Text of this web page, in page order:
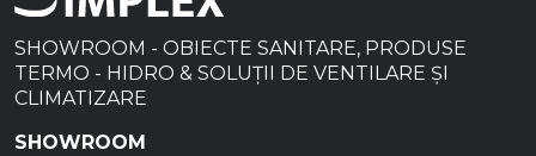
SHOWROOM - OBIECTE SANITARE, PRODUSE
TERMO - HIDRO & SOLUȚII DE VENTILARE ȘI
CLIMATIZARE
SHOWROOM